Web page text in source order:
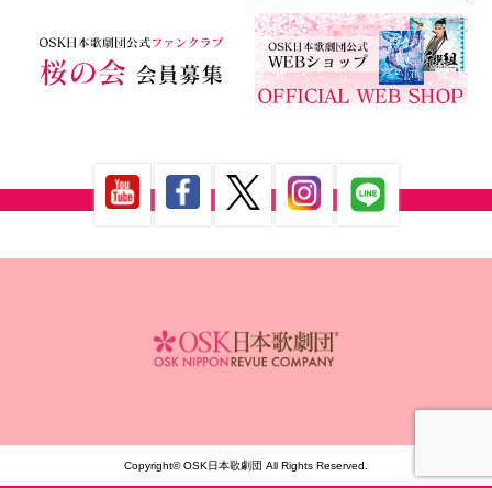
Copyright© OSK日本歌劇団 All Rights Reserved.